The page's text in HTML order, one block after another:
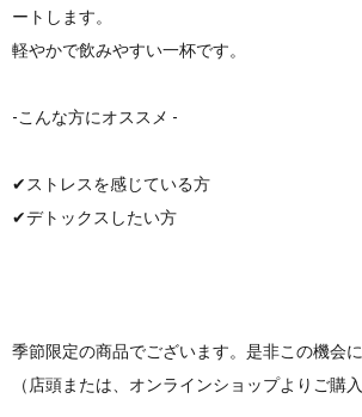
ートします。
軽やかで飲みやすい一杯です。
-こんな方にオススメ -
✔︎ストレスを感じている方
✔︎デトックスしたい方
季節限定の商品でございます。是非この機会
（店頭または、オンラインショップよりご購